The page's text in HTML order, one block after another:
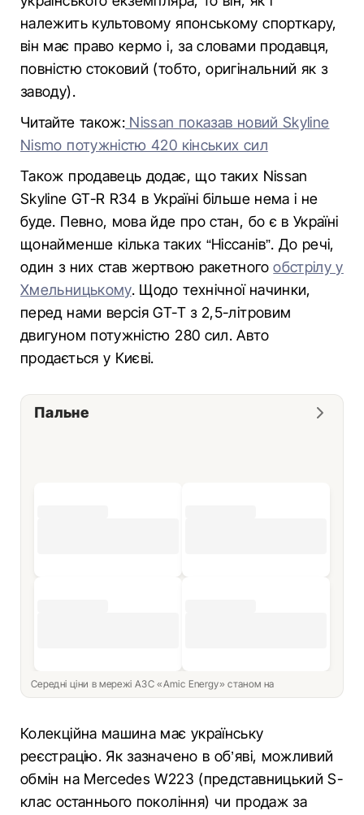
належить культовому японському спорткару,
він має право кермо і, за словами продавця,
повністю стоковий (тобто, оригінальний як з
заводу).
Читайте також: Nissan показав новий Skyline
Nismo потужністю 420 кінських сил
Також продавець додає, що таких Nissan
Skyline GT-R R34 в Україні більше нема і не
буде. Певно, мова йде про стан, бо є в Україні
щонайменше кілька таких “Ніссанів”. До речі,
один з них став жертвою ракетногообстрілу у
Хмельницькому. Щодо технічної начинки,
перед нами версія GT-T з 2,5-літровим
двигуном потужністю 280 сил. Авто
продається у Києві.
Пальне
Середні ціни в мережі АЗС «Amic Energy» станом на
Колекційна машина має українську
реєстрацію. Як зазначено в об’яві, можливий
обмін на Mercedes W223 (представницький S-
клас останнього покоління) чи продаж за